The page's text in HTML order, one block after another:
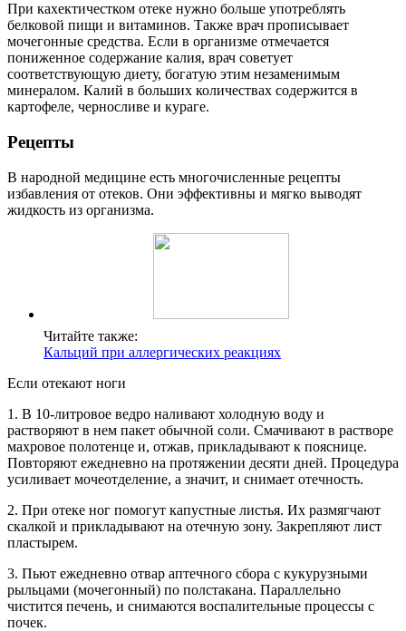
При кахектичестком отеке нужно больше употреблять
белковой пищи и витаминов. Также врач прописывает
мочегонные средства. Если в организме отмечается
пониженное содержание калия, врач советует
соответствующую диету, богатую этим незаменимым
минералом. Калий в больших количествах содержится в
картофеле, черносливе и кураге.
Рецепты
В народной медицине есть многочисленные рецепты
избавления от отеков. Они эффективны и мягко выводят
жидкость из организма.
Читайте также:
Кальций при аллергических реакциях
Если отекают ноги
1. В 10-литровое ведро наливают холодную воду и
растворяют в нем пакет обычной соли. Смачивают в растворе
махровое полотенце и, отжав, прикладывают к пояснице.
Повторяют ежедневно на протяжении десяти дней. Процедура
усиливает мочеотделение, а значит, и снимает отечность.
2. При отеке ног помогут капустные листья. Их размягчают
скалкой и прикладывают на отечную зону. Закрепляют лист
пластырем.
3. Пьют ежедневно отвар аптечного сбора с кукурузными
рыльцами (мочегонный) по полстакана. Параллельно
чистится печень, и снимаются воспалительные процессы с
почек.